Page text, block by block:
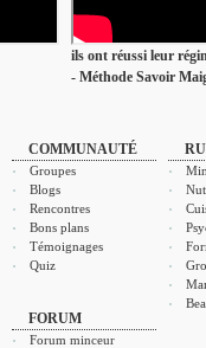
ils ont réussi leur
- Méthode Savoir
COMMUNAUTÉ
Groupes
Blogs
Rencontres
Bons plans
Témoignages
Quiz
FORUM
Forum minceur